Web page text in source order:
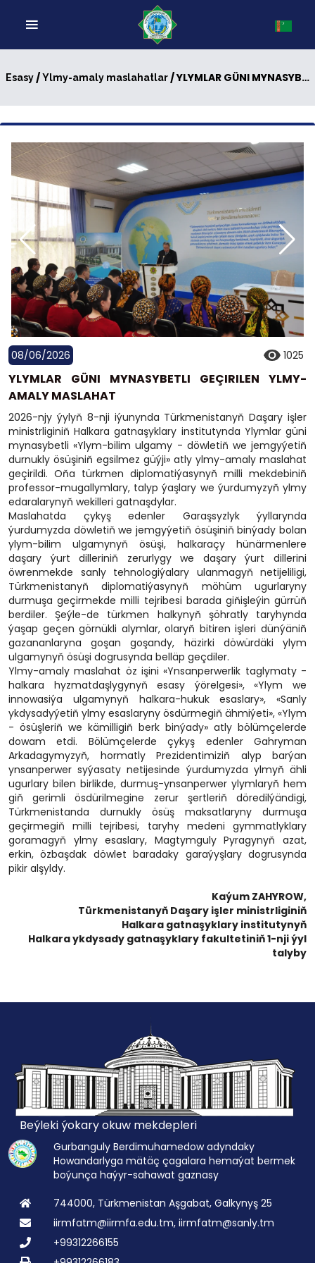
Esasy/Ylmy-amaly maslahatlar/ YLYMLAR GÜNI MYNASYBETLI GEÇIRILEN YLMY-AMALY MASLAHAT
08/06/2026 1025
YLYMLAR GÜNI MYNASYBETLI GEÇIRILEN YLMY-
AMALY MASLAHAT
2026-njy ýylyň 8-nji iýunynda Türkmenistanyň Daşary işler
ministrliginiň Halkara gatnaşyklary institutynda Ylymlar güni
mynasybetli «Ylym-bilim ulgamy - döwletiň we jemgyýetiň
durnukly ösüşiniň egsilmez güýji» atly ylmy-amaly maslahat
geçirildi. Oňa türkmen diplomatiýasynyň milli mekdebiniň
professor-mugallymlary, talyp ýaşlary we ýurdumyzyň ylmy
edaralarynyň wekilleri gatnaşdylar.
Maslahatda çykyş edenler Garaşsyzlyk ýyllarynda
ýurdumyzda döwletiň we jemgyýetiň ösüşiniň binýady bolan
ylym-bilim ulgamynyň ösüşi, halkaraçy hünärmenlere
daşary ýurt dilleriniň zerurlygy we daşary ýurt dillerini
öwrenmekde sanly tehnologiýalary ulanmagyň netijeliligi,
Türkmenistanyň diplomatiýasynyň möhüm ugurlaryny
durmuşa geçirmekde milli tejribesi barada giňişleýin gürrüň
berdiler. Şeýle-de türkmen halkynyň şöhratly taryhynda
ýaşap geçen görnükli alymlar, olaryň bitiren işleri dünýäniň
gazananlaryna goşan goşandy, häzirki döwürdäki ylym
ulgamynyň ösüşi dogrusynda belläp geçdiler.
Ylmy-amaly maslahat öz işini «Ynsanperwerlik taglymaty -
halkara hyzmatdaşlygynyň esasy ýörelgesi», «Ylym we
innowasiýa ulgamynyň halkara-hukuk esaslary», «Sanly
ykdysadyýetiň ylmy esaslaryny ösdürmegiň ähmiýeti», «Ylym
- ösüşleriň we kämilligiň berk binýady» atly bölümçelerde
dowam etdi. Bölümçelerde çykyş edenler Gahryman
Arkadagymyzyň, hormatly Prezidentimiziň alyp barýan
ynsanperwer syýasaty netijesinde ýurdumyzda ylmyň ähli
ugurlary bilen birlikde, durmuş-ynsanperwer ylymlaryň hem
giň gerimli ösdürilmegine zerur şertleriň döredilýändigi,
Türkmenistanda durnukly ösüş maksatlaryny durmuşa
geçirmegiň milli tejribesi, taryhy medeni gymmatlyklary
goramagyň ylmy esaslary, Magtymguly Pyragynyň azat,
erkin, özbaşdak döwlet baradaky garaýyşlary dogrusynda
pikir alşyldy.
Kaýum ZAHYROW,
Türkmenistanyň Daşary işler ministrliginiň
Halkara gatnaşyklary institutynyň
Halkara ykdysady gatnaşyklary fakultetiniň 1-nji ýyl
talyby
Beýleki ýokary okuw mekdepleri
Gurbanguly Berdimuhamedow adyndaky
Howandarlyga mätäç çagalara hemaýat bermek
boýunça haýyr-sahawat gaznasy
744000, Türkmenistan Aşgabat, Galkynyş 25
iirmfatm@iirmfa.edu.tm, iirmfatm@sanly.tm
+99312266155